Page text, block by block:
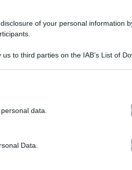
of your personal information
to third parties on the IAB’s List of
visit or usage behaviour. You may
tags to use your data for below
data.
Data.
la parola
le ha detto che pensava di
niente, e invece anche qua…